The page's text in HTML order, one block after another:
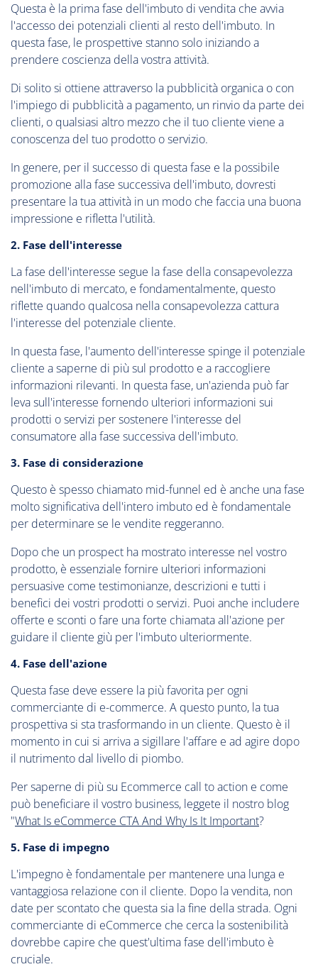
Questa è la prima fase dell'imbuto di vendita che avvia
l'accesso dei potenziali clienti al resto dell'imbuto. In
questa fase, le prospettive stanno solo iniziando a
prendere coscienza della vostra attività.
Di solito si ottiene attraverso la pubblicità organica o con
l'impiego di pubblicità a pagamento, un rinvio da parte dei
clienti, o qualsiasi altro mezzo che il tuo cliente viene a
conoscenza del tuo prodotto o servizio.
In genere, per il successo di questa fase e la possibile
promozione alla fase successiva dell'imbuto, dovresti
presentare la tua attività in un modo che faccia una buona
impressione e rifletta l'utilità.
2. Fase dell'interesse
La fase dell'interesse segue la fase della consapevolezza
nell'imbuto di mercato, e fondamentalmente, questo
riflette quando qualcosa nella consapevolezza cattura
l'interesse del potenziale cliente.
In questa fase, l'aumento dell'interesse spinge il potenziale
cliente a saperne di più sul prodotto e a raccogliere
informazioni rilevanti. In questa fase, un'azienda può far
leva sull'interesse fornendo ulteriori informazioni sui
prodotti o servizi per sostenere l'interesse del
consumatore alla fase successiva dell'imbuto.
3. Fase di considerazione
Questo è spesso chiamato mid-funnel ed è anche una fase
molto significativa dell'intero imbuto ed è fondamentale
per determinare se le vendite reggeranno.
Dopo che un prospect ha mostrato interesse nel vostro
prodotto, è essenziale fornire ulteriori informazioni
persuasive come testimonianze, descrizioni e tutti i
benefici dei vostri prodotti o servizi. Puoi anche includere
offerte e sconti o fare una forte chiamata all'azione per
guidare il cliente giù per l'imbuto ulteriormente.
4. Fase dell'azione
Questa fase deve essere la più favorita per ogni
commerciante di e-commerce. A questo punto, la tua
prospettiva si sta trasformando in un cliente. Questo è il
momento in cui si arriva a sigillare l'affare e ad agire dopo
il nutrimento dal livello di piombo.
Per saperne di più su Ecommerce call to action e come
può beneficiare il vostro business, leggete il nostro blog
"What Is eCommerce CTA And Why Is It Important?
5. Fase di impegno
L'impegno è fondamentale per mantenere una lunga e
vantaggiosa relazione con il cliente. Dopo la vendita, non
date per scontato che questa sia la fine della strada. Ogni
commerciante di eCommerce che cerca la sostenibilità
dovrebbe capire che quest'ultima fase dell'imbuto è
cruciale.